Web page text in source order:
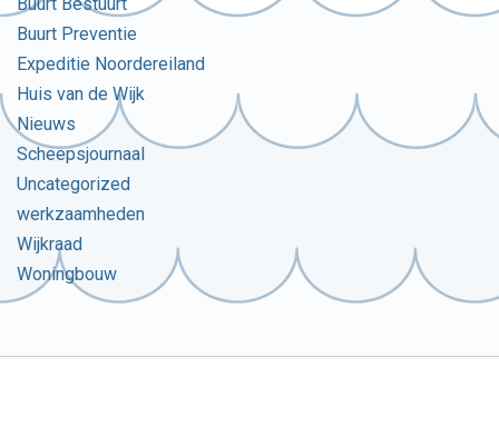
Buurt Bestuurt
Buurt Preventie
Expeditie Noordereiland
Huis van de Wijk
Nieuws
Scheepsjournaal
Uncategorized
werkzaamheden
Wijkraad
Woningbouw